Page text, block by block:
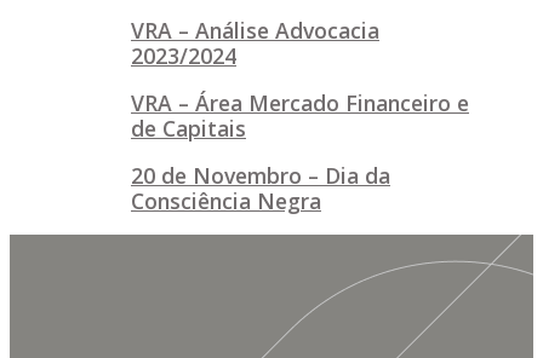
VRA – Análise Advocacia
2023/2024
VRA – Área Mercado Financeiro e
de Capitais
20 de Novembro – Dia da
Consciência Negra